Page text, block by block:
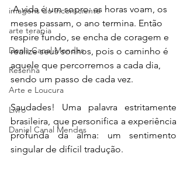
imagens do inconsciente
arte terapia
Denis Canal Mendes
Resenha
Arte e Loucura
Livro
Daniel Canal Mendes
A vida é um sopro: as horas voam, os
meses passam, o ano termina. Então
respire fundo, se encha de coragem e
realize seus sonhos, pois o caminho é
aquele que percorremos a cada dia,
sendo um passo de cada vez.
Saudades! Uma palavra estritamente
brasileira, que personifica a experiência
profunda da alma: um sentimento
singular de difícil tradução.